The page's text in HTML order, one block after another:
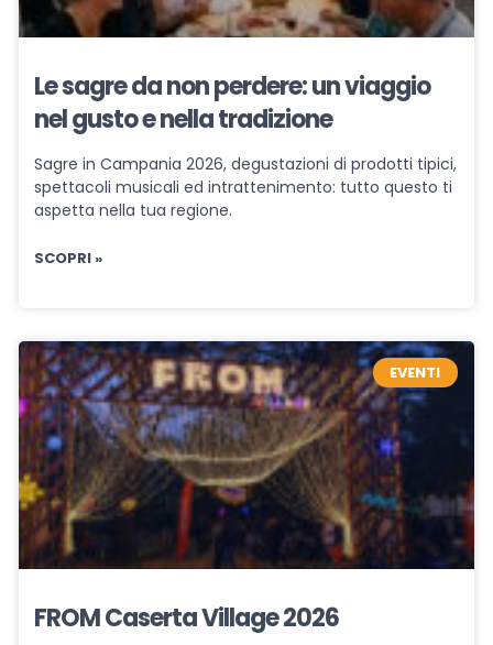
Le sagre da non perdere: un viaggio
nel gusto e nella tradizione
Sagre in Campania 2026, degustazioni di prodotti tipici,
spettacoli musicali ed intrattenimento: tutto questo ti
aspetta nella tua regione.
SCOPRI »
EVENTI
FROM Caserta Village 2026